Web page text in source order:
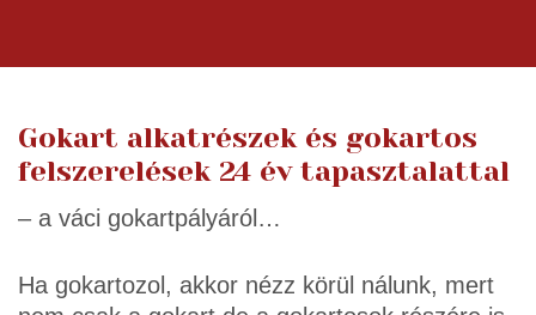
Gokart alkatrészek és gokartos
felszerelések 24 év tapasztalattal
– a váci gokartpályáról…
Ha gokartozol, akkor nézz körül nálunk, mert